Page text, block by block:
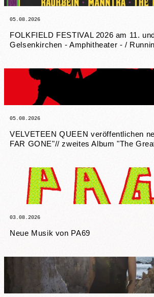
05.08.2026
FOLKFIELD FESTIVAL 2026 am 11.
Gelsenkirchen - Amphitheater - /
05.08.2026
VELVETEEN QUEEN veröffentlichen
FAR GONE"// zweites Album "The
03.08.2026
Neue Musik von PA69